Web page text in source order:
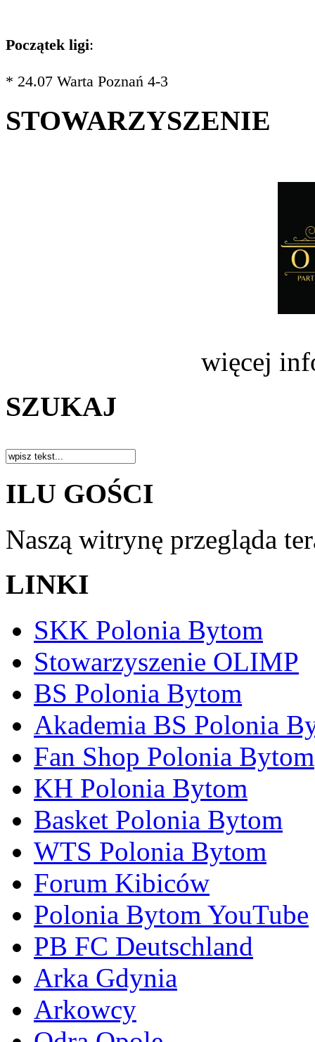
Początek ligi:
* 24.07 Warta Poznań 4-3
STOWARZYSZENIE
więcej
SZUKAJ
ILU GOŚCI
Naszą witrynę przegląda
LINKI
SKK Polonia Bytom
Stowarzyszenie OLIMP
BS Polonia Bytom
Akademia BS Polonia
Fan Shop Polonia Bytom
KH Polonia Bytom
Basket Polonia Bytom
WTS Polonia Bytom
Forum Kibiców
Polonia Bytom YouTube
PB FC Deutschland
Arka Gdynia
Arkowcy